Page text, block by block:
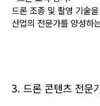
드론 조종 및 촬영 기술
산업의 전문가를 양성하
3. 드론 콘텐츠 전문